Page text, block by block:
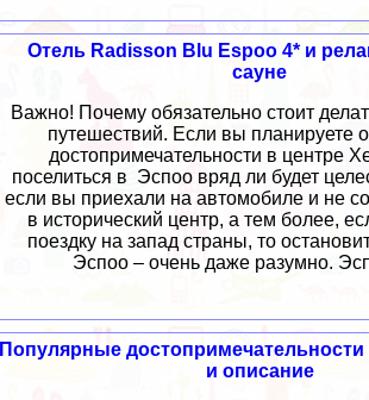
Отель Radisson Blu Espoo 4* и
сауне
Важно! Почему обязательно стоит
путешествий. Если вы планируете
достопримечательности в центре
поселиться в Эспоо вряд ли будет
если вы приехали на автомобиле и не
в исторический центр, а тем более,
поездку на запад страны, то
Эспоо – очень даже разумно.
Популярные
и описание